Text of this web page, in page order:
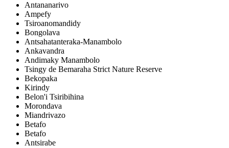
Antananarivo
Ampefy
Tsiroanomandidy
Bongolava
Antsahatanteraka-Manambolo
Ankavandra
Andimaky Manambolo
Tsingy de Bemaraha Strict Nature Reserve
Bekopaka
Kirindy
Belon'i Tsiribihina
Morondava
Miandrivazo
Betafo
Betafo
Antsirabe